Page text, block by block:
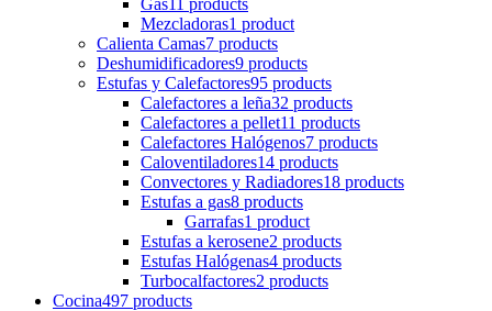
Mezcladoras1 product
Calienta Camas7 products
Deshumidificadores9 products
Estufas y Calefactores95 products
Calefactores a leña32 products
Calefactores a pellet11 products
Calefactores Halógenos7 products
Caloventiladores14 products
Convectores y Radiadores18 products
Estufas a gas8 products
Garrafas1 product
Estufas a kerosene2 products
Estufas Halógenas4 products
Turbocalfactores2 products
Cocina497 products